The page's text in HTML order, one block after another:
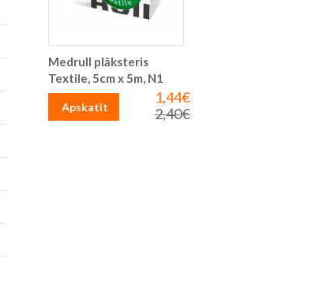
Medrull plāksteris
Textile, 5cm x 5m, N1
Īpaša
cena
1,44€
Parastā
cena
2,40€
Apskatīt